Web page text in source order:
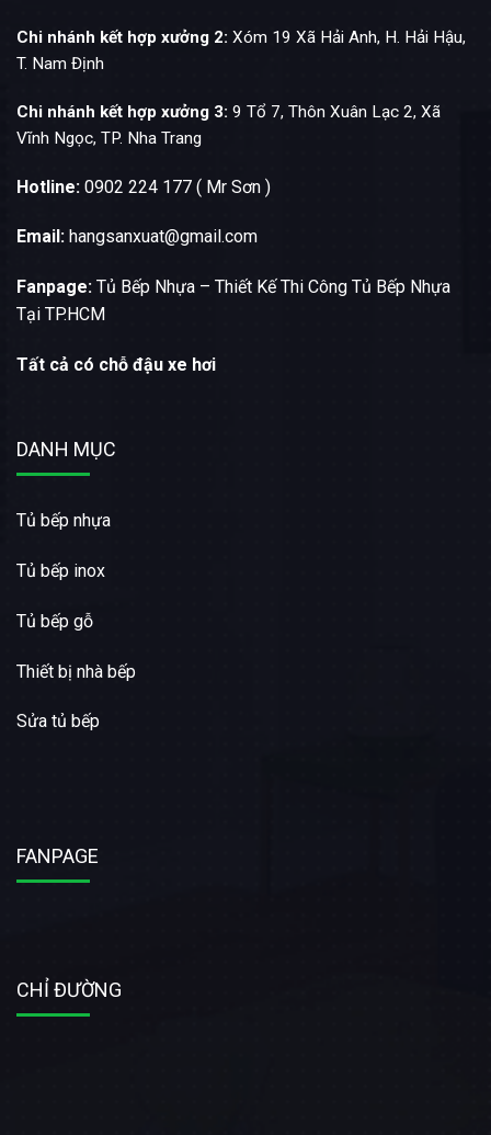
Chi nhánh kết hợp xưởng 2: Xóm 19 Xã Hải Anh, H. Hải Hậu,
T. Nam Định
Chi nhánh kết hợp xưởng 3: 9 Tổ 7, Thôn Xuân Lạc 2, Xã
Vĩnh Ngọc, TP. Nha Trang
Hotline: 0902 224 177 ( Mr Sơn )
Email: hangsanxuat@gmail.com
Fanpage: Tủ Bếp Nhựa – Thiết Kế Thi Công Tủ Bếp Nhựa
Tại TP.HCM
Tất cả có chỗ đậu xe hơi
DANH MỤC
Tủ bếp nhựa
Tủ bếp inox
Tủ bếp gỗ
Thiết bị nhà bếp
Sửa tủ bếp
FANPAGE
CHỈ ĐƯỜNG